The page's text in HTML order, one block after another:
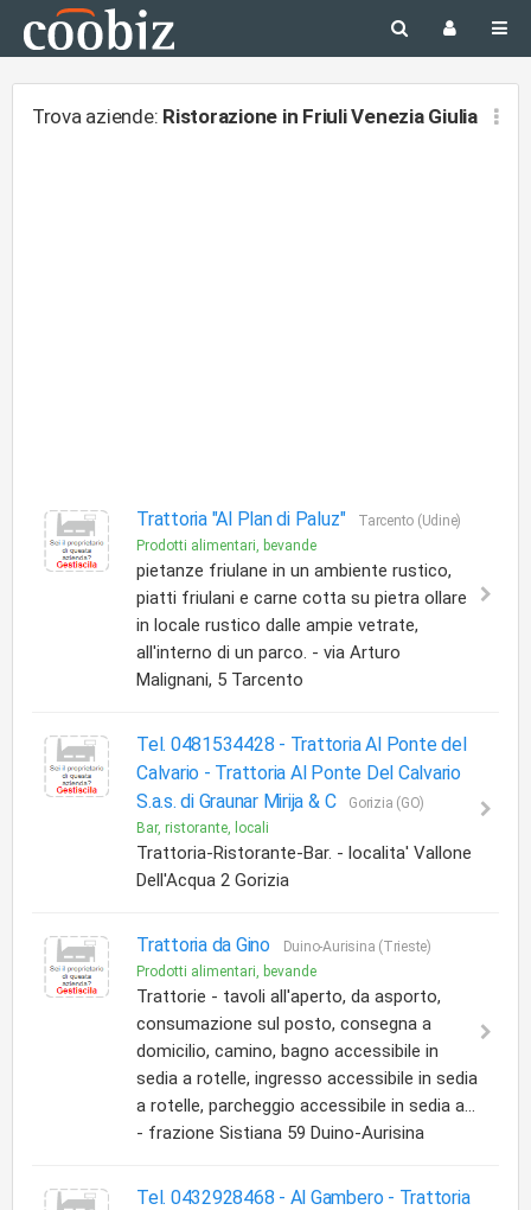
Trova aziende: Ristorazione in Friuli Venezia Giulia
Trattoria "Al Plan di Paluz"
Tarcento (Udine)
Prodotti alimentari, bevande
pietanze friulane in un ambiente rustico,
piatti friulani e carne cotta su pietra ollare
in locale rustico dalle ampie vetrate,
all'interno di un parco. - via Arturo
Malignani, 5 Tarcento
Tel. 0481534428 - Trattoria Al Ponte del
Calvario - Trattoria Al Ponte Del Calvario
S.a.s. di Graunar Mirija & C
Gorizia (GO)
Bar, ristorante, locali
Trattoria-Ristorante-Bar. - localita' Vallone
Dell'Acqua 2 Gorizia
Trattoria da Gino
Duino-Aurisina (Trieste)
Prodotti alimentari, bevande
Trattorie - tavoli all'aperto, da asporto,
consumazione sul posto, consegna a
domicilio, camino, bagno accessibile in
sedia a rotelle, ingresso accessibile in sedia
a rotelle, parcheggio accessibile in sedia a...
- frazione Sistiana 59 Duino-Aurisina
Tel. 0432928468 - Al Gambero - Trattoria